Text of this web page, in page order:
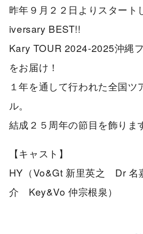
昨年９月２２日よりスター
iversary BEST!!
Kary TOUR 2024-2025沖縄
をお届け！
１年を通して行われた全国ツ
ル。
結成２５周年の節目を飾りま
【キャスト】
HY（Vo&Gt 新里英之 Dr
介 Key&Vo 仲宗根泉）